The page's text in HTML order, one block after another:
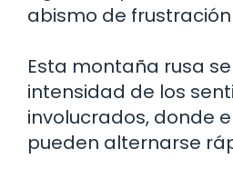
abismo de frustración
Esta montaña rusa
intensidad de los
involucrados, donde
pueden alternarse